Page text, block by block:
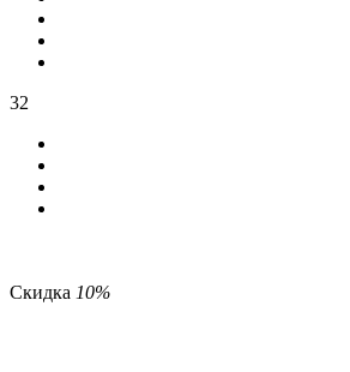
32
Скидка 10%